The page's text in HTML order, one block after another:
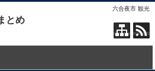
六合夜市 観光
とめ